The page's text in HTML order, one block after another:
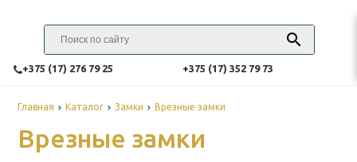
‎+375 (17) 276 79 25 ‎+375 (17) 352 79 73
Главная Каталог Замки Врезные замки
Врезные замки